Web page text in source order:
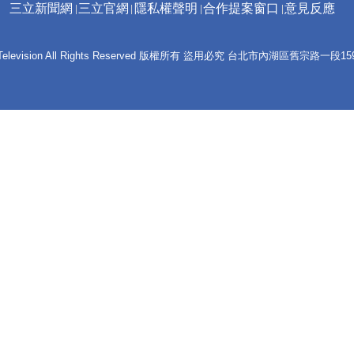
三立新聞網 三立官網 隱私權聲明 合作提案窗口 意見反應
All Rights Reserved 版權所有 盜用必究 台北市內湖區舊宗路一段